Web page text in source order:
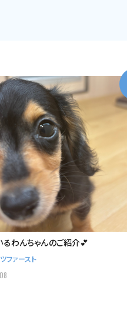
るわんちゃんのご紹介💕
ファースト